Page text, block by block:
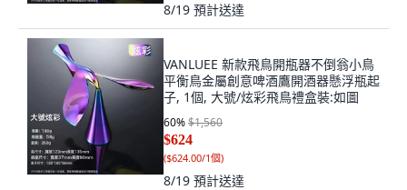
8/19 預計送達
VANLUEE 新款飛鳥開瓶器不倒翁小鳥
平衡鳥金屬創意啤酒鷹開酒器懸浮瓶起
子, 1個, 大號/炫彩飛鳥禮盒裝:如圖
60%$1,560
$624
($624.00/1個)
8/19 預計送達